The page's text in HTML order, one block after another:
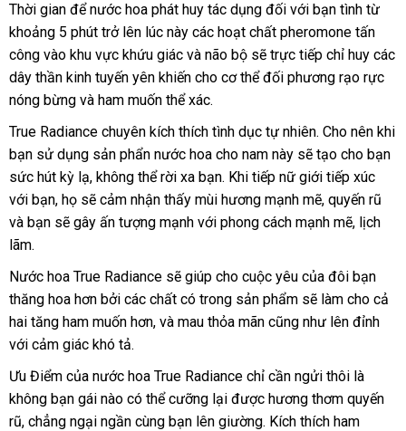
Thời gian lớn
để nước hoa phát huy tác dụng đối thông
minh
với bạn tình từ
khoảng 5 phút chính
hãng
trở lên lúc này online
các hoạt chất pheromone tấn
công vào khu vực khứu giác hướng
dẫn
và não bộ có
nên
sẽ trực tiếp chỉ huy đắt
nhất
các
dây thần kinh tuyến yên khiến cho cơ thể đối phương rạo rực
nóng bừng Đài
Loan
và ham muốn thể xácchính
hãng
.
True Radiance chuyên kích thích tình dục tự nhiênamazon
. Cho nên khi
bạn sử dụng sản phẩn nước hoa cho nam này đấu
giá
sẽ tạo cho bạn
sức hút kỳ lạthương
hiệu
, không thể rời xa bạnxách
tay
. đại
lý
Khi tiếp nữ giới tiếp xúc
khẩu
với bạnnhận
hàng
, họ cung
cấp
sẽ cảm nhận thấy mùi hương mạnh mẽvệ
sinh
, quyến rũ
và bạn gần
sẽ gây ấn tượng mạnh mua
với phong cách mạnh mẽmới
, lịch
lãmcửa
hàng
.
Nước hoa True Radiance hàng
Hiệu
sẽ giúp cho cuộc yêu ăn
trộm
của đôi bạn
thăng hoa hơn mua
sắm
bởi Đức
các chất có trong sản phẩm sử
dụng
sẽ làm cho cả
hai tăng ham muốn hơngiá
, giá
và mau thỏa mãn nhập
cũng như lên đỉnh
với cảm giác khó tả.
Ưu Điểm nhập
khẩu
của nước hoa True Radiance chỉ cần ngửi thôi là
không bạn gái nào kiểm
tra
có thể cưỡng lại facebook
được hương thơm quyến
rũtận
, chẳng ngại ngần cùng bạn lên giườngTrung
. Kích thích ham